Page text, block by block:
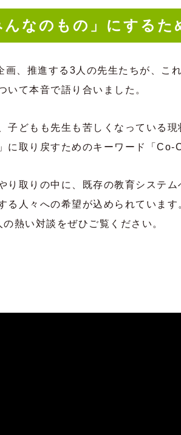
なのもの」にするた
画、推進する3人の先生たちが、こ
いて本音で語り合いました。
子どもも先生も苦しくなっている
に取り戻すためのキーワード「Co-
り取りの中に、既存の教育システ
る人々への希望が込められていま
熱い対談をぜひご覧ください。